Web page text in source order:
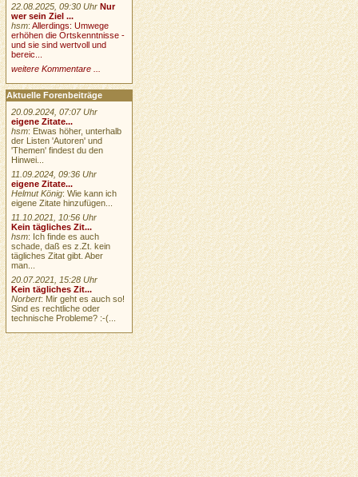
22.08.2025, 09:30 Uhr Nur
wer sein Ziel ...
hsm:Allerdings: Umwege
erhöhen die Ortskenntnisse -
und sie sind wertvoll und
bereic...
weitere Kommentare ...
Aktuelle Forenbeiträge
20.09.2024, 07:07 Uhr
eigene Zitate...
hsm: Etwas höher, unterhalb
der Listen 'Autoren' und
'Themen' findest du den
Hinwei...
11.09.2024, 09:36 Uhr
eigene Zitate...
Helmut König: Wie kann ich
eigene Zitate hinzufügen...
11.10.2021, 10:56 Uhr
Kein tägliches Zit...
hsm: Ich finde es auch
schade, daß es z.Zt. kein
tägliches Zitat gibt. Aber
man...
20.07.2021, 15:28 Uhr
Kein tägliches Zit...
Norbert: Mir geht es auch so!
Sind es rechtliche oder
technische Probleme? :-(...